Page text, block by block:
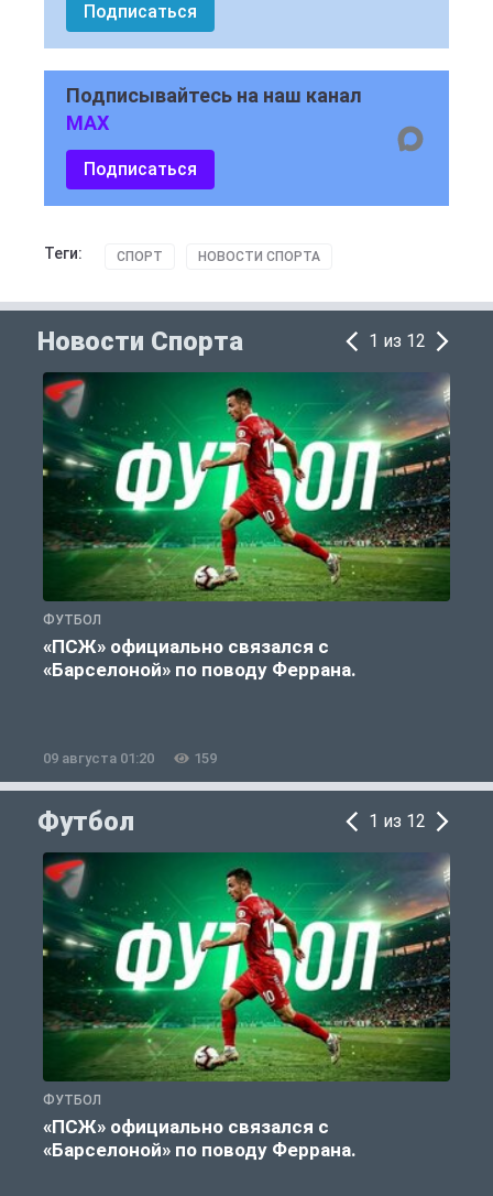
Подписаться
Подписывайтесь на наш канал
MAX
Подписаться
Теги: СПОРТ НОВОСТИ СПОРТА
Новости Спорта 1 из 12
ФУТБОЛ
«ПСЖ» официально связался с
«Барселоной» по поводу Феррана.
09 августа 01:20 159
Футбол 1 из 12
ФУТБОЛ
«ПСЖ» официально связался с
«Барселоной» по поводу Феррана.